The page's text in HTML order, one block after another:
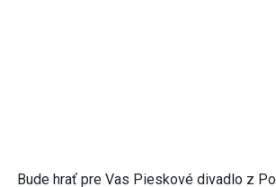
Bude hrať pre Vas Pieskové divadlo z